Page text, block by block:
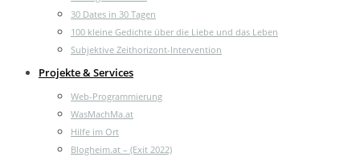
30 Dates in 30 Tagen
100 kleine Gedichte über die Liebe und das Leben
Subjektive Zeithorizont-Intervention
Projekte & Services
Web-Programmierung
WasMachMa.at
Hilfe im Ort
Blogheim.at – (Exit 2022)